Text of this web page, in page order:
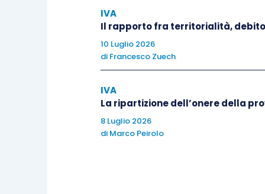
IVA
Il rapporto fra territorialità,
10 Luglio 2026
di Francesco Zuech
IVA
La ripartizione dell’onere della
8 Luglio 2026
di Marco Peirolo